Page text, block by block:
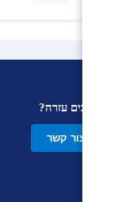
צריכים עזרה?
צור קשר